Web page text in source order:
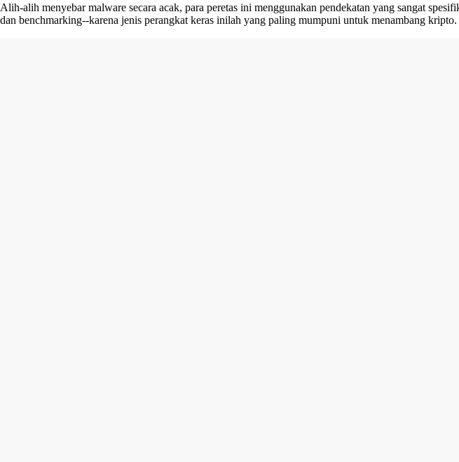
Alih-alih menyebar malware secara acak, para peretas ini menggunakan pendekatan yang sangat
dan benchmarking--karena jenis perangkat keras inilah yang paling mumpuni untuk menambang kripto.